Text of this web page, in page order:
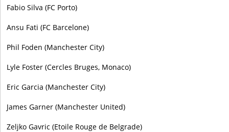
Fabio Silva (FC Porto)
Ansu Fati (FC Barcelone)
Phil Foden (Manchester City)
Lyle Foster (Cercles Bruges, Monaco)
Eric Garcia (Manchester City)
James Garner (Manchester United)
Zeljko Gavric (Etoile Rouge de Belgrade)